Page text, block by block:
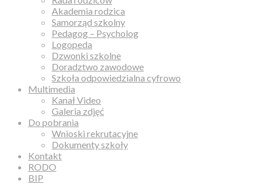
Akademia rodzica
Samorząd szkolny
Pedagog – Psycholog
Logopeda
Dzwonki szkolne
Doradztwo zawodowe
Szkoła odpowiedzialna cyfrowo
Multimedia
Kanał Video
Galeria zdjęć
Do pobrania
Wnioski rekrutacyjne
Dokumenty szkoły
Kontakt
RODO
BIP